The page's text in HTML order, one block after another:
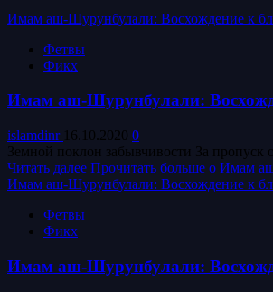
Имам аш-Шурунбулали: Восхождение к
Фетвы
Фикх
Имам аш-Шурунбулали:
islamdinr 16.10.2020 0
Земной поклон забывчивости За
Читать далее Прочитать больше о Имам
Имам аш-Шурунбулали: Восхождение к
Фетвы
Фикх
Имам аш-Шурунбулали: